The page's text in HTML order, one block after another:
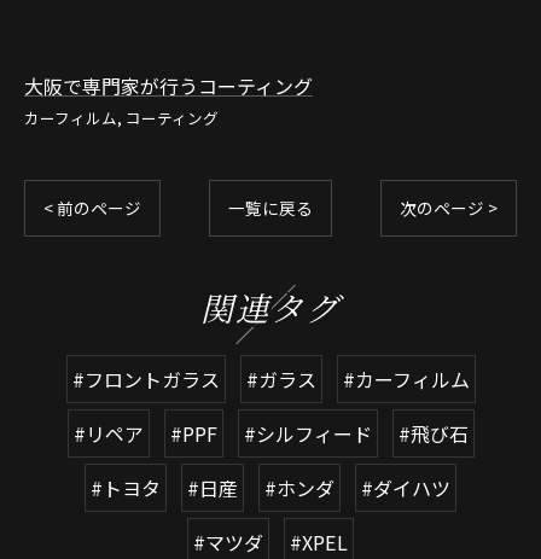
大阪で専門家が行うコーティング
カーフィルム コーティング
< 前のページ 一覧に戻る 次のページ >
関連タグ
#フロントガラス #ガラス
#カーフィルム
#リペア
#PPF #シルフィード
#飛び石
#トヨタ
#日産 #ホンダ
#ダイハツ
#マツダ
#XPEL